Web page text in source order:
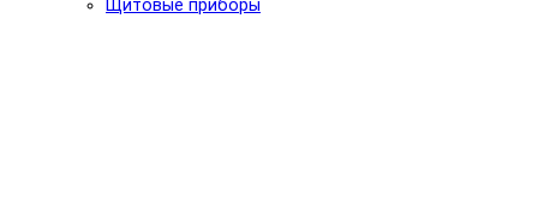
Щитовые приборы